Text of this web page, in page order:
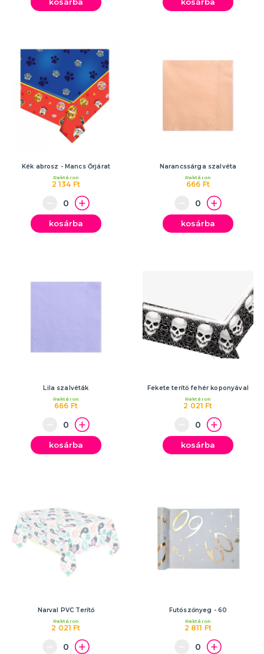
Kék abrosz - Mancs Őrjárat
2 134 Ft
Raktáron
kosárba
Narancssárga szalvéta
666 Ft
Raktáron
kosárba
Lila szalvéták
666 Ft
Raktáron
kosárba
Fekete terítő fehér koponyával
2 021 Ft
Raktáron
kosárba
Narval PVC Terítő
2 021 Ft
Raktáron
Futószőnyeg - 60
2 811 Ft
Raktáron